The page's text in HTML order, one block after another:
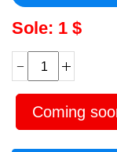
Sole: 1 $